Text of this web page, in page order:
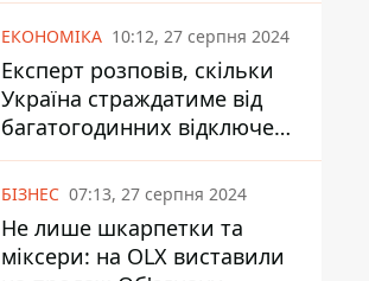
Кучеренко
ЕКОНОМІКА 10:12, 27 серпня 2024
Експерт розповів, скільки
Україна страждатиме від
багатогодинних відключень
світла
БІЗНЕС 07:13, 27 серпня 2024
Не лише шкарпетки та
міксери: на OLX виставили